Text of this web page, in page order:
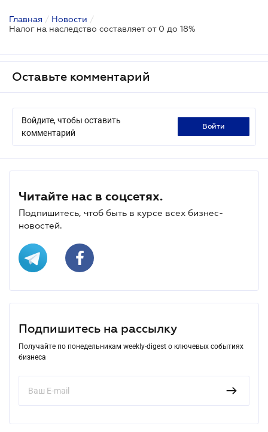
Главная / Новости /
Налог на наследство составляет от 0 до 18%
Оставьте комментарий
Войдите, чтобы оставить
комментарий
войти
Читайте нас в соцсетях.
Подпишитесь, чтоб быть в курсе всех бизнес-
новостей.
Подпишитесь на рассылку
Получайте по понедельникам weekly-digest о ключевых событиях
бизнеса